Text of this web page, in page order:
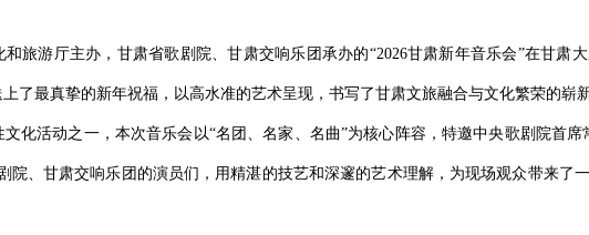
和旅游厅主办，甘肃省歌剧院、甘肃交响乐团承办的“2026甘肃新年音乐会”在甘肃
了最真挚的新年祝福，以高水准的艺术呈现，书写了甘肃文旅融合与文化繁荣的崭新
化活动之一，本次音乐会以“名团、名家、名曲”为核心阵容，特邀中央歌剧院首
院、甘肃交响乐团的演员们，用精湛的技艺和深邃的艺术理解，为现场观众带来了